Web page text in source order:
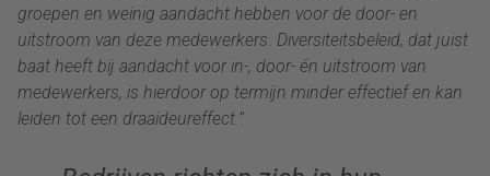
groepen en weinig aandacht hebben voor de door- en
uitstroom van deze medewerkers. Diversiteitsbeleid, dat juist
baat heeft bij aandacht voor in-, door- én uitstroom van
medewerkers, is hierdoor op termijn minder effectief en kan
leiden tot een draaideureffect.”